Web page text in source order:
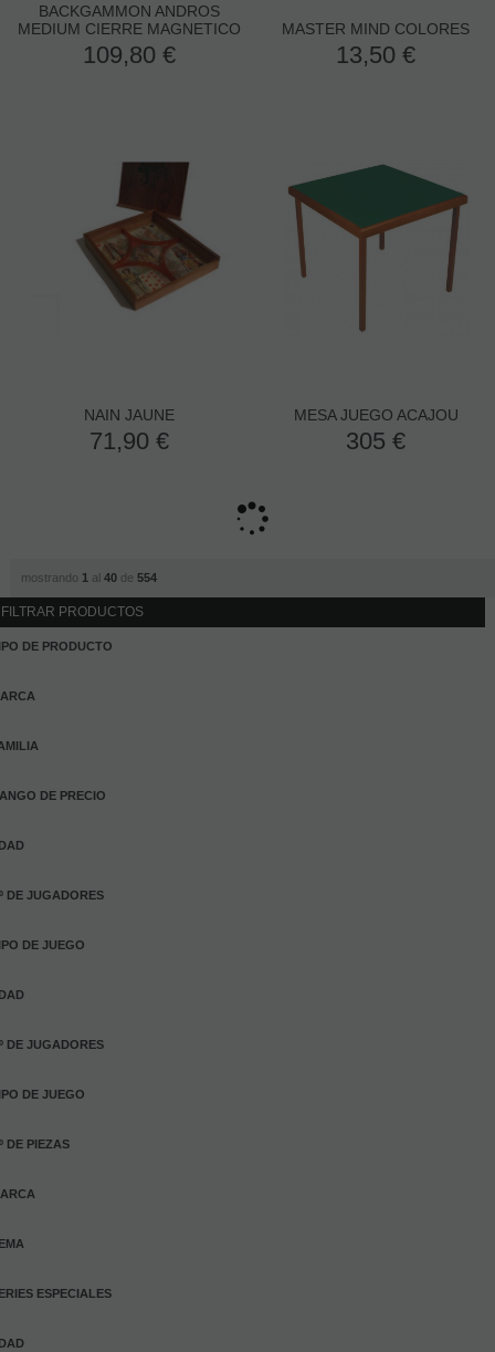
BACKGAMMON ANDROS
MEDIUM CIERRE MAGNETICO
109,80 €
MASTER MIND COLORES
13,50 €
NAIN JAUNE
71,90 €
MESA JUEGO ACAJOU
305 €
mostrando 1 al 40de 554
FILTRAR PRODUCTOS
DE PRODUCTO
DE PRECIO
DE JUGADORES
DE JUEGO
DE JUGADORES
DE JUEGO
DE PIEZAS
ESPECIALES